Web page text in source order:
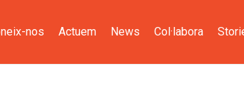
nos Actuem News Col·labora